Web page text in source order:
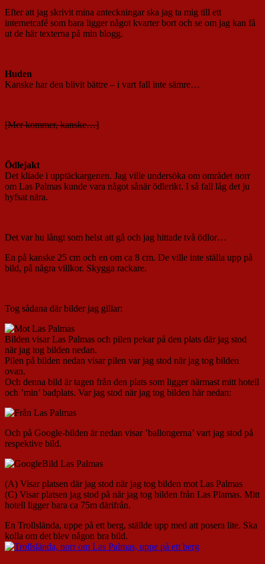
Efter att jag skrivit mina anteckningar ska jag ta mig till ett
internetcafé som bara ligger något kvarter bort och se om jag kan få
ut de här texterna på min blogg.
Huden
Kanske har den blivit bättre – i vart fall inte sämre…
[Mer kommer, kanske…]
Ödlejakt
Det kliade i upptäckargenen. Jag ville undersöka om området norr
om Las Palmas kunde vara något sånär ödlerikt. I så fall låg det ju
hyfsat nära.
Det var hu långt som helst att gå och jag hittade två ödlor…
En på kanske 25 cm och en om ca 8 cm. De ville inte ställa upp på
bild, på några villkor. Skygga rackare.
Tog sådana där bilder jag gillar:
Bilden visar Las Palmas och pilen pekar på den plats där jag stod
när jag tog bilden nedan.
Pilen på bilden nedan visar pilen var jag stod när jag tog bilden
ovan.
Och denna bild är tagen från den plats som ligger närmast mitt hotell
och ’min’ badplats. Var jag stod när jag tog bilden här nedan:
Och på Google-bilden är nedan visar ’ballongerna’ vart jag stod på
respektive bild.
(A) Visar platsen där jag stod när jag tog bilden mot Las Palmas
(C) Visar platsen jag stod på när jag tog bilden från Las Plamas. Mitt
hotell ligger bara ca 75m därifrån.
En Trollslända, uppe på ett berg, ställde upp med att posera lite. Ska
kolla om det blev någon bra bild.